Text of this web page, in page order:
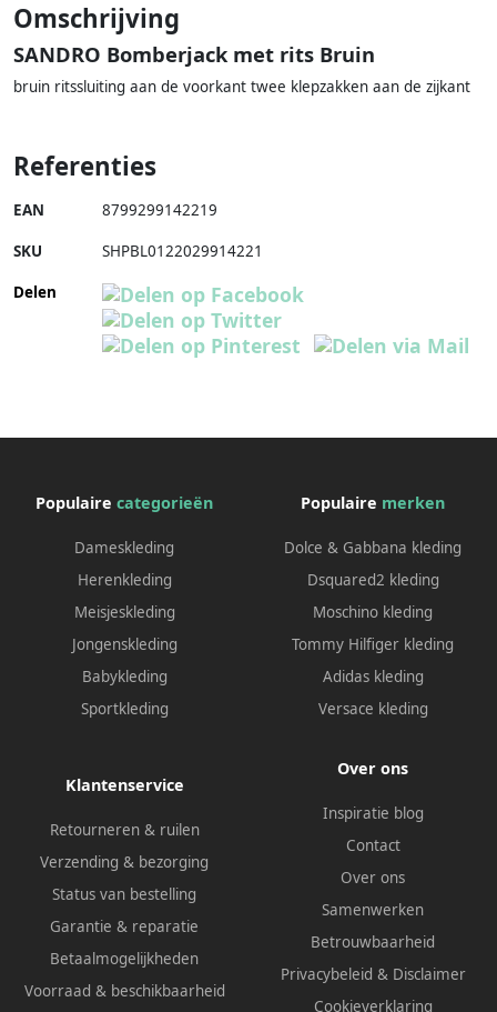
Omschrijving
SANDRO Bomberjack met rits Bruin
bruin ritssluiting aan de voorkant twee klepzakken aan de zijkant
Referenties
EAN 8799299142219
SKU SHPBL0122029914221
Delen
Populaire categorieën
Dameskleding
Herenkleding
Meisjeskleding
Jongenskleding
Babykleding
Sportkleding
Populaire merken
Dolce & Gabbana kleding
Dsquared2 kleding
Moschino kleding
Tommy Hilfiger kleding
Adidas kleding
Versace kleding
Klantenservice
Retourneren & ruilen
Verzending & bezorging
Status van bestelling
Garantie & reparatie
Betaalmogelijkheden
Voorraad & beschikbaarheid
Over ons
Inspiratie blog
Contact
Over ons
Samenwerken
Betrouwbaarheid
Privacybeleid & Disclaimer
Cookieverklaring